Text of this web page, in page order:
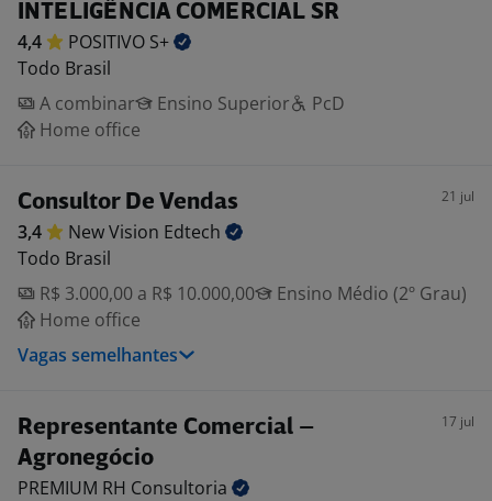
INTELIGÊNCIA COMERCIAL SR
4,4 POSITIVO S+
Todo Brasil
A combinar
Ensino Superior
PcD
Home office
Consultor De Vendas 21 jul
3,4 New Vision Edtech
Todo Brasil
R$ 3.000,00 a R$ 10.000,00
Ensino Médio (2º Grau)
Home office
Vagas semelhantes
Representante Comercial –
Agronegócio
17 jul
PREMIUM RH Consultoria